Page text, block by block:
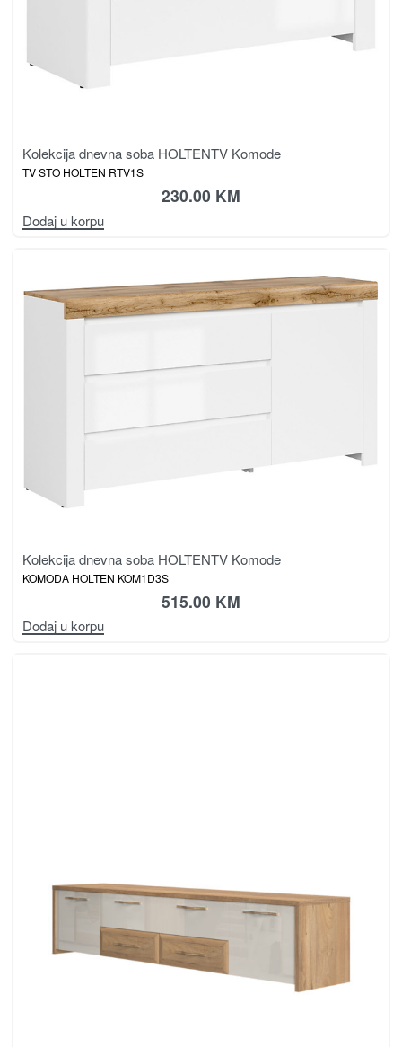
Kolekcija dnevna soba HOLTENTV Komode
TV STO HOLTEN RTV1S
230.00 KM
Dodaj u korpu
Kolekcija dnevna soba HOLTENTV Komode
KOMODA HOLTEN KOM1D3S
515.00 KM
Dodaj u korpu